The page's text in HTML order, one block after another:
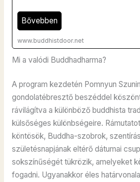
Bővebben
www.buddhistdoor.net
Mi a valódi Buddhadharma?
A program kezdetén Pomnyun
gondolatébresztő beszéddel
rávilágítva a különböző buddhista
külsőséges különbségeire.
köntösök, Buddha-szobrok,
születésnapjának eltérő dátumai
sokszínűségét tükrözik, amelyeket
fogadni. Ugyanakkor éles